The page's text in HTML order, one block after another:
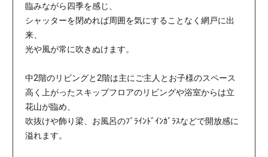
臨みながら四季を感じ、
シャッターを閉めれば周囲を気にすることなく網戸に出
来、
光や風が常に吹きぬけます。
中2階のリビングと2階は主にご主人とお子様のスペース
高く上がったスキップフロアのリビングや浴室からは立
花山が臨め、
吹抜けや飾り梁、お風呂のﾌﾞﾗｲﾝﾄﾞｲﾝｶﾞﾗｽなどで開放感に
溢れます。